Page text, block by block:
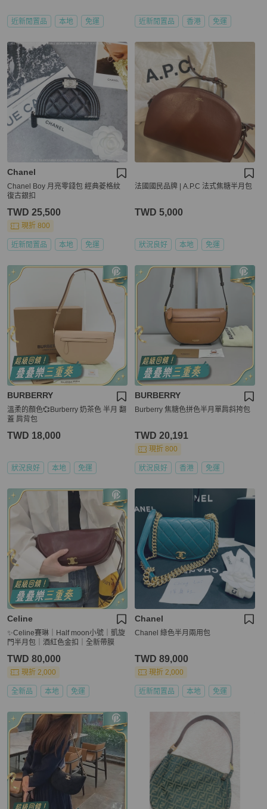
近新閒置品 本地 免運 近新閒置品 香港 免運
Chanel
Chanel Boy 月亮零錢包 經典菱格紋
復古銀扣
TWD 25,500
現折 800
近新閒置品 本地 免運
法國國民品牌 | A.P.C 法式焦糖半月包
TWD 5,000
狀況良好 本地 免運
BURBERRY
溫柔的顏色💞Burberry 奶茶色 半月 翻
蓋 肩背包
TWD 18,000
狀況良好 本地 免運
BURBERRY
Burberry 焦糖色拼色半月單肩斜挎包
TWD 20,191
現折 800
狀況良好 香港 免運
Celine
✨Celine賽琳｜Half moon小號｜凱旋
門半月包｜酒紅色金扣｜全新帶膜
TWD 80,000
現折 2,000
全新品 本地 免運
Chanel
Chanel 綠色半月兩用包
TWD 89,000
現折 2,000
近新閒置品 本地 免運